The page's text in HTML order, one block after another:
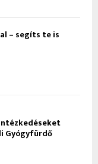
– segíts te is
Gyógyfürdő